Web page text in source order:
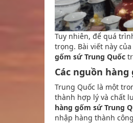
Tuy nhiên, để quá
trọng. Bài viết này của
gốm sứ Trung Quốc
Các nguồn
Trung Quốc là một
thành hợp lý và chất
hàng gốm sứ Trung
nhập hàng thành